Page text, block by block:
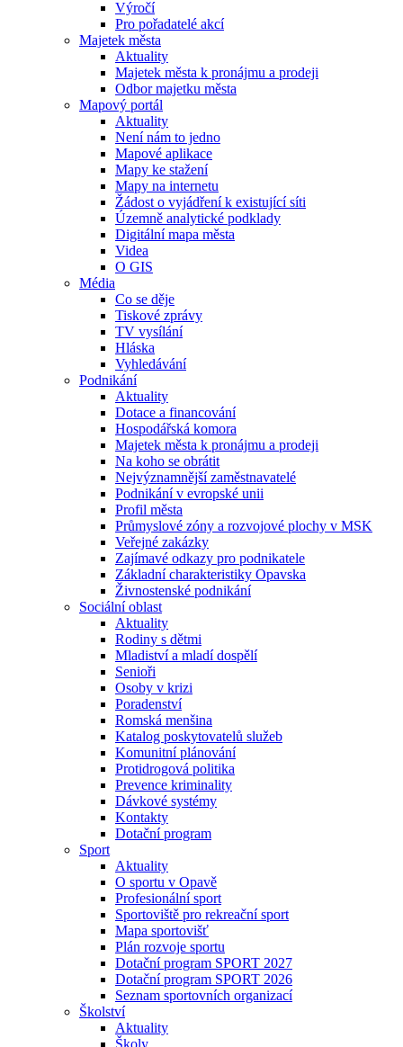
Výročí
Pro pořadatelé akcí
Majetek města
Aktuality
Majetek města k pronájmu a prodeji
Odbor majetku města
Mapový portál
Aktuality
Není nám to jedno
Mapové aplikace
Mapy ke stažení
Mapy na internetu
Žádost o vyjádření k existující síti
Územně analytické podklady
Digitální mapa města
Videa
O GIS
Média
Co se děje
Tiskové zprávy
TV vysílání
Hláska
Vyhledávání
Podnikání
Aktuality
Dotace a financování
Hospodářská komora
Majetek města k pronájmu a prodeji
Na koho se obrátit
Nejvýznamnější zaměstnavatelé
Podnikání v evropské unii
Profil města
Průmyslové zóny a rozvojové plochy v MSK
Veřejné zakázky
Zajímavé odkazy pro podnikatele
Základní charakteristiky Opavska
Živnostenské podnikání
Sociální oblast
Aktuality
Rodiny s dětmi
Mladiství a mladí dospělí
Senioři
Osoby v krizi
Poradenství
Romská menšina
Katalog poskytovatelů služeb
Komunitní plánování
Protidrogová politika
Prevence kriminality
Dávkové systémy
Kontakty
Dotační program
Sport
Aktuality
O sportu v Opavě
Profesionální sport
Sportoviště pro rekreační sport
Mapa sportovišť
Plán rozvoje sportu
Dotační program SPORT 2027
Dotační program SPORT 2026
Seznam sportovních organizací
Školství
Aktuality